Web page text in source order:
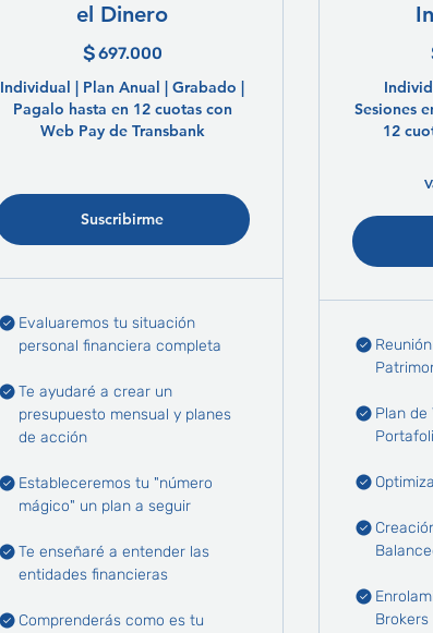
el Dinero
$697.000
Individual | Plan Anual | Grabado |
Pagalo hasta en 12 cuotas con
Web Pay de Transbank
Suscribirme
Evaluaremos tu situación
personal financiera completa
Te ayudaré a crear un
presupuesto mensual y planes
de acción
Estableceremos tu "número
mágico" un plan a seguir
Te enseñaré a entender las
entidades financieras
Comprenderás como es tu
Sesiones
12
Plan de
Brokers